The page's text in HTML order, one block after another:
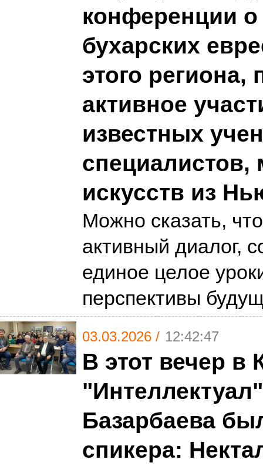
конференции
бухарских
этого региона,
активное
известных
специалистов,
искусств из
Можно сказать,
активный диалог,
единое целое
перспективы
03.03.2026 / 12:42:47
В этот вечер в
Базарбаева
спикера: